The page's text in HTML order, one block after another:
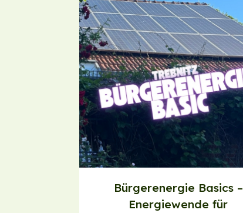
Bürgerenergie Basics –
Energiewende für